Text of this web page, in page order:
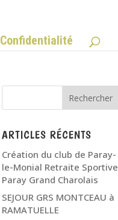
Confidentialité
ARTICLES RÉCENTS
Création du club de Paray-
le-Monial Retraite Sportive
Paray Grand Charolais
SEJOUR GRS MONTCEAU à
RAMATUELLE